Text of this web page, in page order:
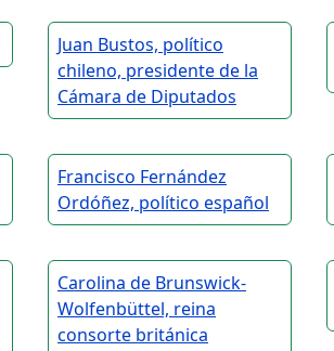
Juan Bustos, político
chileno, presidente de la
Cámara de Diputados
Francisco Fernández
Ordóñez, político español
Carolina de Brunswick-
Wolfenbüttel, reina
consorte británica